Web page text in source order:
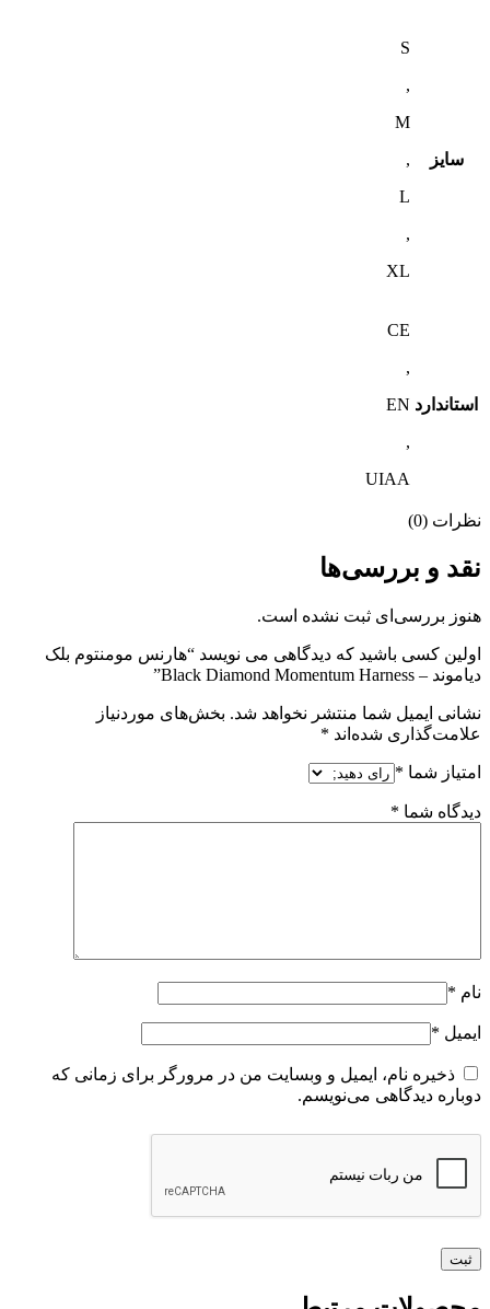
سایز
S
,
M
,
L
,
XL
استاندارد
CE
,
EN
,
UIAA
نظرات (0)
نقد و بررسی‌ها
هنوز بررسی‌ای ثبت نشده است.
اولین کسی باشید که دیدگاهی می نویسد “هارنس مومنتوم بلک
دیاموند – Black Diamond Momentum Harness”
نشانی ایمیل شما منتشر نخواهد شد. بخش‌های موردنیاز
علامت‌گذاری شده‌اند *
امتیاز شما *
دیدگاه شما *
نام *
ایمیل *
ذخیره نام، ایمیل و وبسایت من در مرورگر برای زمانی که
دوباره دیدگاهی می‌نویسم.